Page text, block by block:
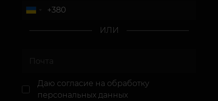
ИЛИ
Даю согласие на обработку
персональных данных